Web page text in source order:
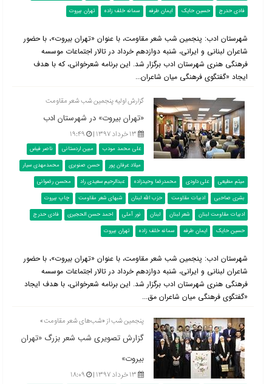
فادی حدرج
حسین حایک ایمان طرفه سمانه خلف‌ زاده تهران بیروت
شهرستان ادب: پنجمین شب شعر مقاومت، با عنوان «تهران بیروت»، با حضور
شاعران لبنانی و ایرانی، شنبه دوازدهم خرداد در تالار اجتماعات موسسه
فرهنگی هنری شهرستان ادب برگزار شد. این برنامه شعرخوانی، که با هدف
ایجاد «گفتگوی فرهنگی میان شاعران...
گزارش اولیه پنجمین شب شعر مقاومت
«تهران بیروت» در شهرستان ادب
۱۳ خرداد ۱۳۹۷ | ۱۹:۴۹
علی محمد مودب مبین اردستانی
ناصر فیض
میلاد عرفان پور
حسن صنوبری
محمدمهدی سیار
میثم مطیعی
علی داودی محمدرضا وحیدزاده عبدالرحیم سعیدی راد
محسن رضوانی
بشری صاحبی
ادبیات مقاومت حزب الله لبنان شبهای شعر مقاومت
چاپ بیروت
ادبیات مقاومت لبنان
شعر لبنان لبنان نور آملی احمد حسن الحجیری
فادی حدرج
حسین حایک
ایمان طرفه سمانه خلف‌ زاده تهران بیروت
شهرستان ادب: پنجمین شب شعر مقاومت، با عنوان «تهران بیروت»، با حضور
شاعران لبنانی و ایرانی، شنبه دوازدهم خرداد در تالار اجتماعات موسسه
فرهنگی هنری شهرستان ادب برگزار شد. این برنامه شعرخوانی، با هدف ایجاد
«گفتگوی فرهنگی میان شاعران مق...
پنجمین شب از «شب‌های شعر مقاومت»
گزارش تصویری شب شعر بزرگ «تهران
بیروت»
۱۳ خرداد ۱۳۹۷ | ۱۸:۰۹